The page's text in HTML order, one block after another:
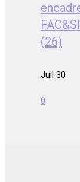
(26)
Juil 30
0